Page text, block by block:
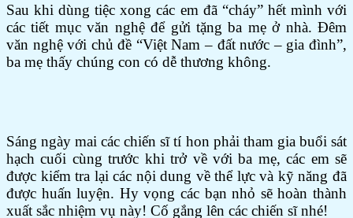
Sau khi dùng tiệc xong các em đã “cháy” hết mình với
các tiết mục văn nghệ để gửi tặng ba mẹ ở nhà. Đêm
văn nghệ với chủ đề “Việt Nam – đất nước – gia đình”,
ba mẹ thấy chúng con có dễ thương không.
Sáng ngày mai các chiến sĩ tí hon phải tham gia buổi sát
hạch cuối cùng trước khi trở về với ba mẹ, các em sẽ
được kiểm tra lại các nội dung về thể lực và kỹ năng đã
được huấn luyện. Hy vọng các bạn nhỏ sẽ hoàn thành
xuất sắc nhiệm vụ này! Cố gắng lên các chiến sĩ nhé!